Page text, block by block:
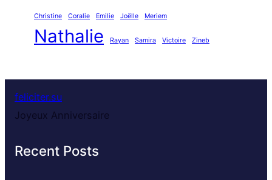
Christine Coralie Emilie Joëlle Meriem
Nathalie Rayan Samira Victoire Zineb
feliciter.su
Joyeux Anniversaire
Recent Posts